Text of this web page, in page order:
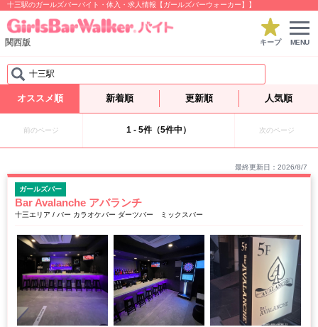
十三駅のガールズバーバイト・体入・求人情報【ガールズバーウォーカー】】
関西版 キープ MENU
十三駅
オススメ順 新着順 更新順 人気順
前のページ 1 - 5件（5件中） 次のページ
最終更新日：2026/8/7
ガールズバー
Bar Avalanche アバランチ
十三エリア / バー カラオケバー ダーツバー ミックスバー